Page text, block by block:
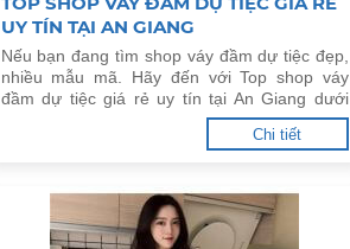
UY TÍN TẠI AN GIANG
Nếu bạn đang tìm shop váy đầm dự tiệc đẹp,
nhiều mẫu mã. Hãy đến với Top shop váy
đầm dự tiệc giá rẻ uy tín tại An Giang dưới
Chi tiết